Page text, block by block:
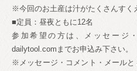
※今回のお土産は汁がたくさんすく
■定員：昼夜ともに12名
参加希望の方は、メッセージ
dailytool.comまでお申込み下さい。
※メッセージ・コメント・メール